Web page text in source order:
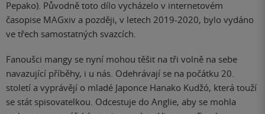
Pepako). Původně toto dílo vycházelo v internetovém
časopise MAGxiv a později, v letech 2019-2020, bylo vydáno
ve třech samostatných svazcích.
Fanoušci mangy se nyní mohou těšit na tři volně na sebe
navazující příběhy, i u nás. Odehrávají se na počátku 20.
století a vyprávějí o mladé Japonce Hanako Kudžó, která touží
se stát spisovatelkou. Odcestuje do Anglie, aby se mohla